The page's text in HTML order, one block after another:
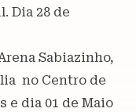
Dia 28 de
Sabiazinho,
no Centro de
e dia 01 de Maio